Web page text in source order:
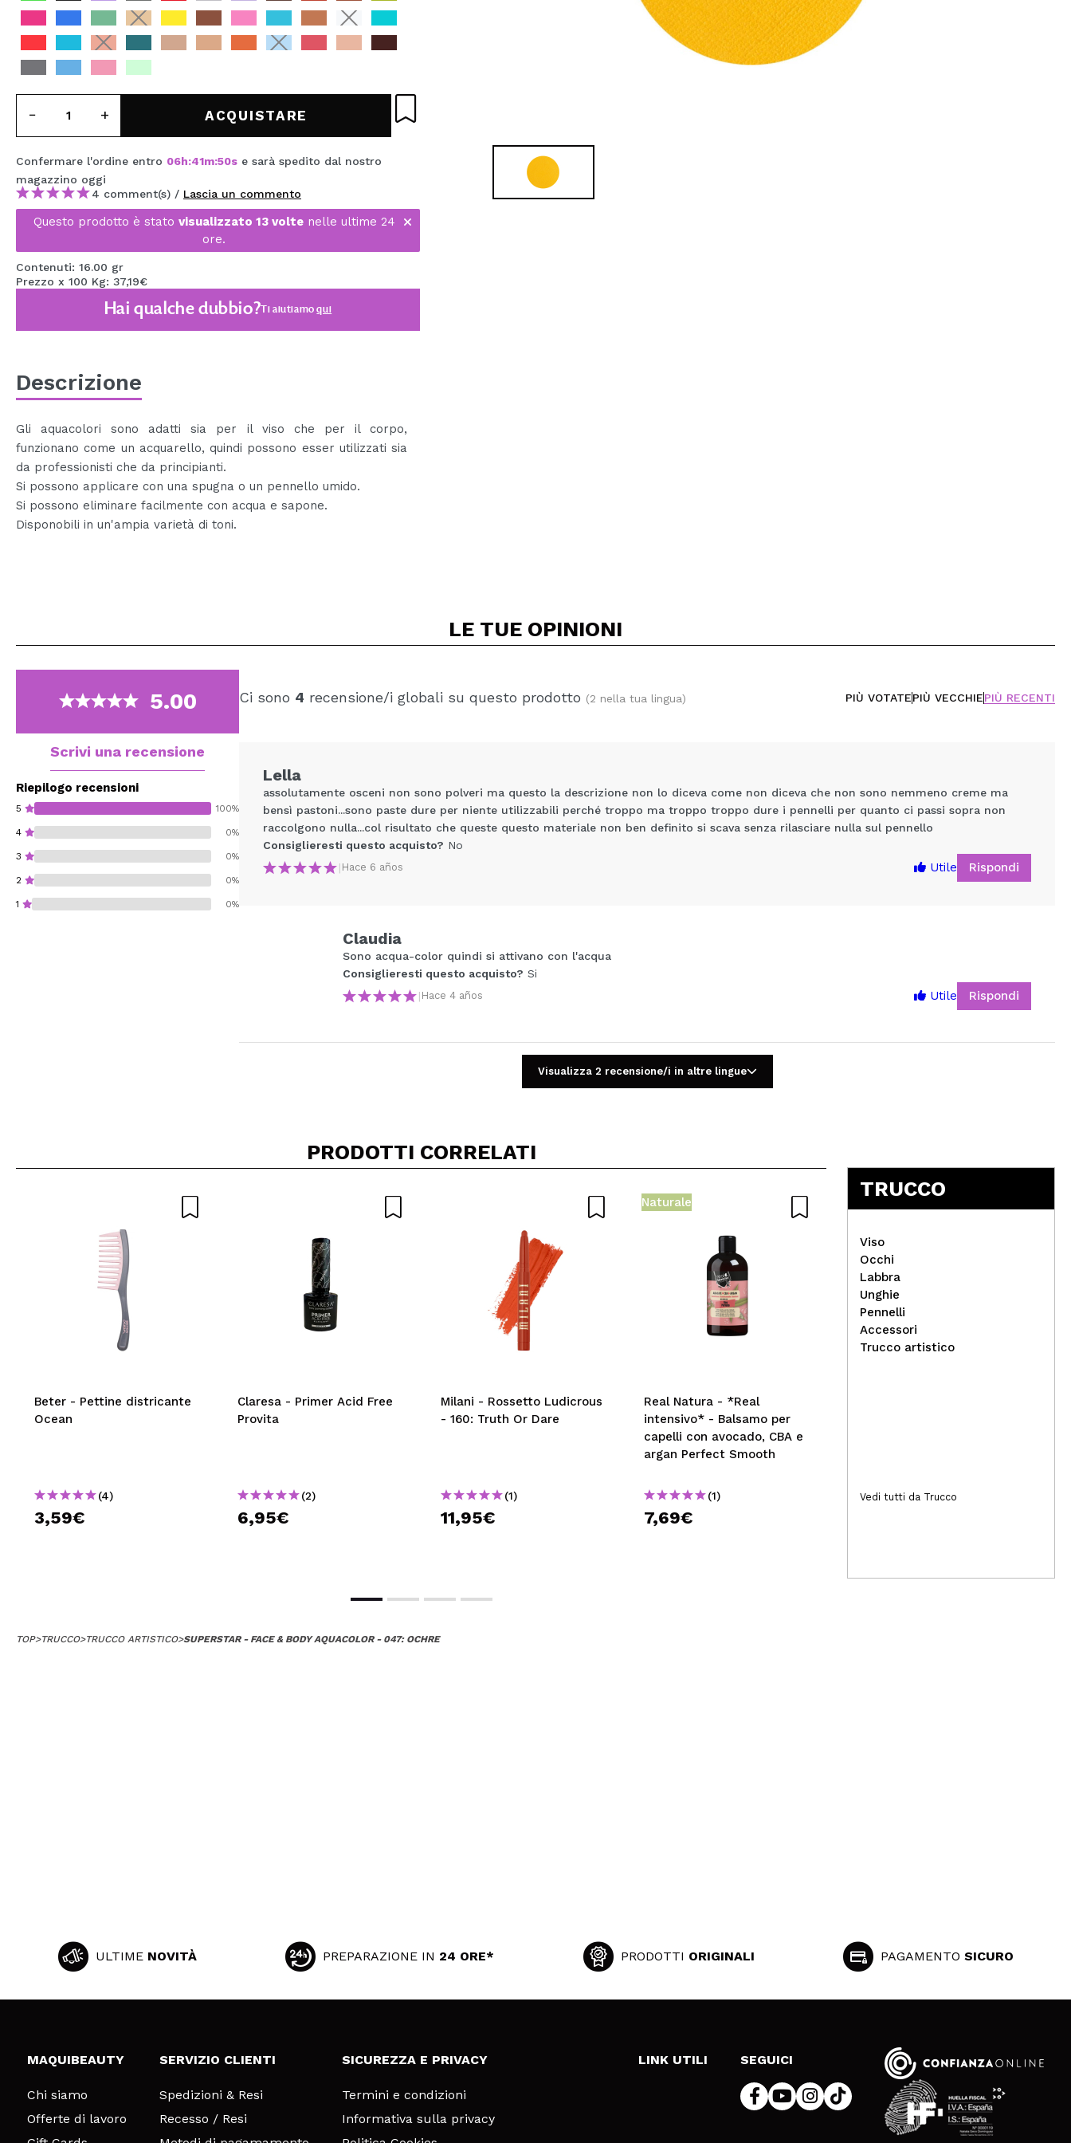
MAQUIFARMA
KOREA ZONE
TRAVEL SIZE
NATURE
SPECIALE
OUTLET
SONO TORNATI!
PROSSIMAMENTE
BLOG
CREARE UN ACCOUNT
ACQUISTARE
Confermare l'ordine entro 06h:41m:49s e sarà spedito dal nostro
magazzino oggi
4 comment(s) / Lascia un commento
Questo prodotto è stato visualizzato 13 voltenelle ultime 24
ore.
Contenuti: 16.00 gr
Prezzo x 100 Kg: 37,19€
Hai qualche dubbio?Ti aiutiamoqui
Descrizione
Gli aquacolori sono adatti sia per il viso che per il corpo,
funzionano come un acquarello, quindi possono esser utilizzati sia
da professionisti che da principianti.
Si possono applicare con una spugna o un pennello umido.
Si possono eliminare facilmente con acqua e sapone.
Disponobili in un'ampia varietà di toni.
LE TUE OPINIONI
5.00
Scrivi una recensione
Riepilogo recensioni
5 100%
4 0%
3 0%
2 0%
1 0%
Ci sono 4 recensione/i globali su questo prodotto (2 nella tua lingua) PIÙ VOTATEPIÙ VECCHIEPIÙ RECENTI
Il tuo video potrebbe essere il primo. Immaginalo...
Consiglieresti questo acquisto? Si No
Lella
assolutamente osceni non sono polveri ma questo la descrizione non lo diceva come non diceva che non sono nemmeno creme ma
bensì pastoni...sono paste dure per niente utilizzabili perché troppo ma troppo troppo dure i pennelli per quanto ci passi sopra non
raccolgono nulla...col risultato che queste questo materiale non ben definito si scava senza rilasciare nulla sul pennello
Consiglieresti questo acquisto? No
| Hace 6 años Utile Rispondi
Claudia
Sono acqua-color quindi si attivano con l'acqua
Consiglieresti questo acquisto? Si
| Hace 4 años Utile Rispondi
Visualizza 2 recensione/i in altre lingue
PRODOTTI CORRELATI
Beter - Pettine districante
Ocean
(4)
3,59€
Claresa - Primer Acid Free
Provita
(2)
6,95€
Milani - Rossetto Ludicrous
- 160: Truth Or Dare
(1)
11,95€
Naturale
Real Natura - *Real
intensivo* - Balsamo per
capelli con avocado, CBA e
argan Perfect Smooth
(1)
7,69€
Technic Cosmetics -
Rossetto Nude Edit - Au
Naturel
(3)
TRUCCO
Viso
Occhi
Labbra
Unghie
Pennelli
Accessori
Trucco artistico
Vedi tutti da Trucco
TOP>TRUCCO>TRUCCO ARTISTICO>SUPERSTAR - FACE & BODY AQUACOLOR - 047: OCHRE
ULTIME NOVITÀ PREPARAZIONE IN 24 ORE* PRODOTTI ORIGINALI PAGAMENTO SICURO
MAQUIBEAUTY
Chi siamo
Offerte di lavoro
SERVIZIO CLIENTI
Spedizioni & Resi
Recesso / Resi
SICUREZZA E PRIVACY
Termini e condizioni
Informativa sulla privacy
LINK UTILI SEGUICI